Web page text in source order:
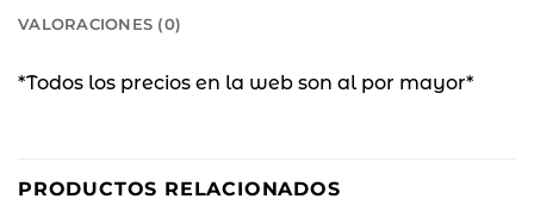
VALORACIONES (0)
*Todos los precios en la web son al por mayor*
PRODUCTOS RELACIONADOS